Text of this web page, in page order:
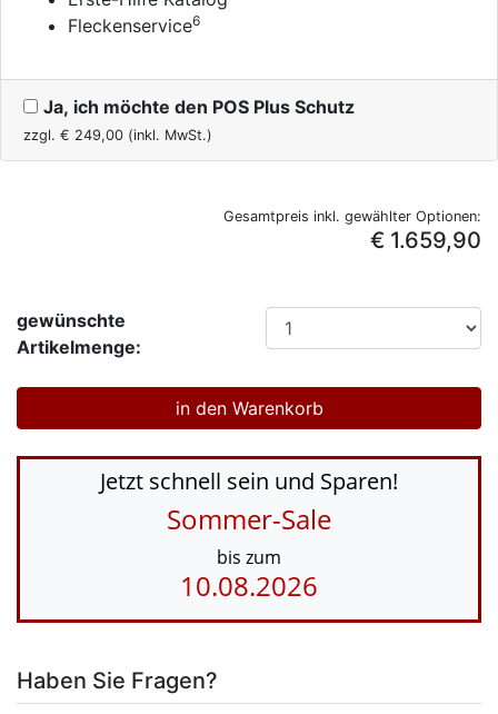
Fleckenservice6
Ja, ich möchte den POS Plus Schutz
zzgl. € 249,00 (inkl. MwSt.)
Gesamtpreis inkl. gewählter Optionen:
€ 1.659,90
gewünschte
Artikelmenge:
Jetzt schnell sein und Sparen!
Sommer-Sale
bis zum
10.08.2026
Haben Sie Fragen?